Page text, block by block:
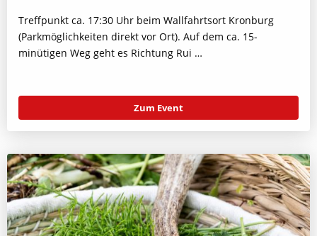
Treffpunkt ca. 17:30 Uhr beim Wallfahrtsort Kronburg
(Parkmöglichkeiten direkt vor Ort). Auf dem ca. 15-
minütigen Weg geht es Richtung Rui …
Zum Event